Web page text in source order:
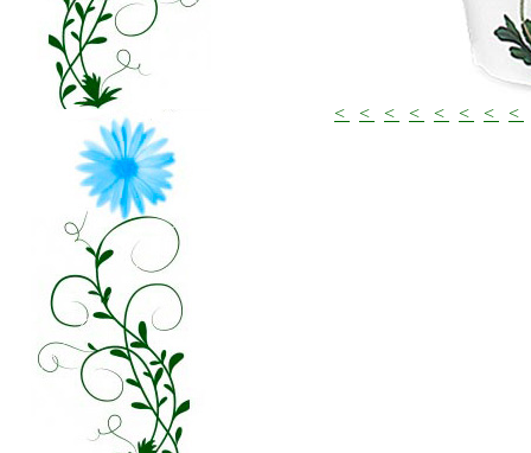
< < < < < < < <